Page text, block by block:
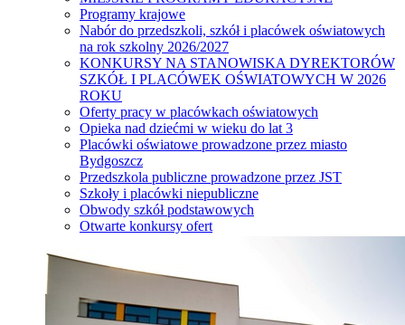
Programy krajowe
Nabór do przedszkoli, szkół i placówek oświatowych
na rok szkolny 2026/2027
KONKURSY NA STANOWISKA DYREKTORÓW
SZKÓŁ I PLACÓWEK OŚWIATOWYCH W 2026
ROKU
Oferty pracy w placówkach oświatowych
Opieka nad dziećmi w wieku do lat 3
Placówki oświatowe prowadzone przez miasto
Bydgoszcz
Przedszkola publiczne prowadzone przez JST
Szkoły i placówki niepubliczne
Obwody szkół podstawowych
Otwarte konkursy ofert